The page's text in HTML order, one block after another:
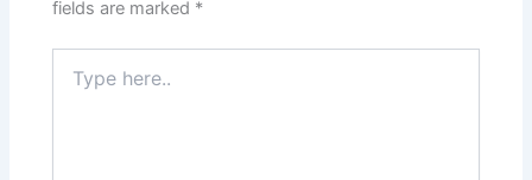
fields are marked *
here..